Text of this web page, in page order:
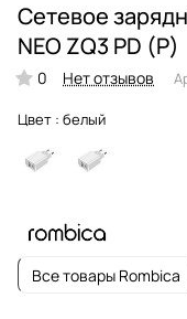
Сетевое
NEO ZQ3 PD (Р)
0 Нет отзывов
Цвет : белый
Все товары Rombica